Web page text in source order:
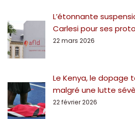
L’étonnante
Carlesi pour ses
22 mars 2026
Le Kenya, le dopage
malgré une lutte
22 février 2026